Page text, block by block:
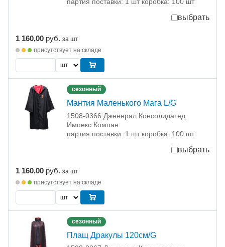
выбрать
1 160,00 руб. за шт
присутствует на складе
сезонный
Мантия Маленького Мага L/G
1508-0366 Дженерал Консолидатед
Импекс Компан
партия поставки: 1 шт коробка: 100 шт
выбрать
1 160,00 руб. за шт
присутствует на складе
сезонный
Плащ Дракулы 120см/G